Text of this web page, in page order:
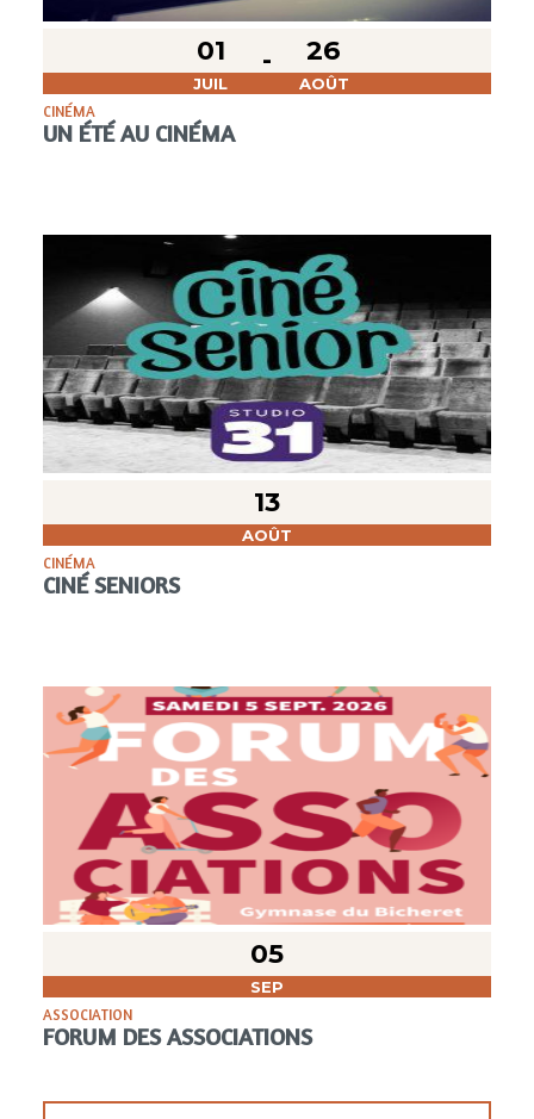
01
JUIL
26
AOÛT
CINÉMA
UN ÉTÉ AU CINÉMA
13
AOÛT
CINÉMA
CINÉ SENIORS
05
SEP
ASSOCIATION
FORUM DES ASSOCIATIONS